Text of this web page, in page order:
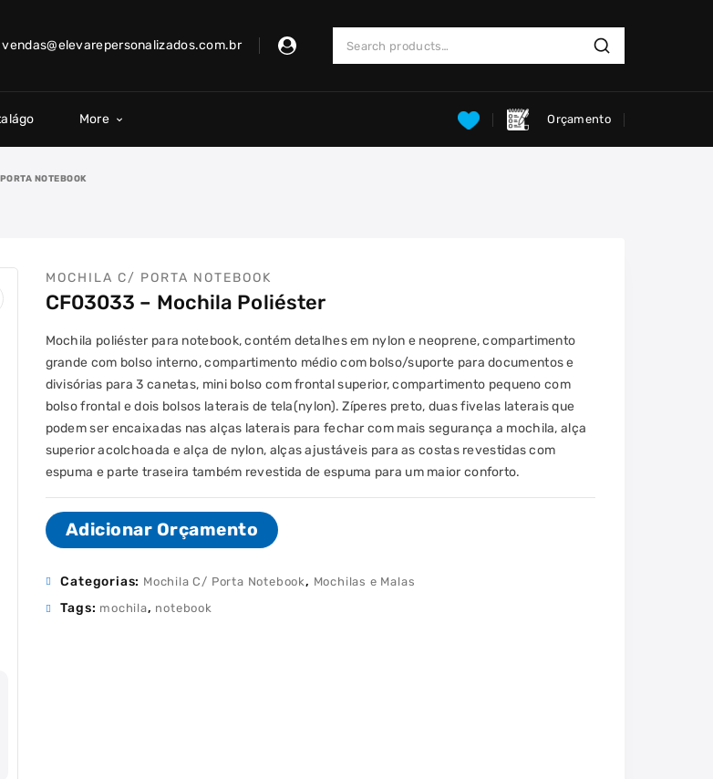
vendas@elevarepersonalizados.com.br Search
More Orçamento
NOTEBOOK
MOCHILA C/ PORTA NOTEBOOK
CF03033 – Mochila Poliéster
Mochila poliéster para notebook, contém detalhes em nylon e neoprene, compartimento
grande com bolso interno, compartimento médio com bolso/suporte para documentos e
divisórias para 3 canetas, mini bolso com frontal superior, compartimento pequeno com
bolso frontal e dois bolsos laterais de tela(nylon). Zíperes preto, duas fivelas laterais que
podem ser encaixadas nas alças laterais para fechar com mais segurança a mochila, alça
superior acolchoada e alça de nylon, alças ajustáveis para as costas revestidas com
espuma e parte traseira também revestida de espuma para um maior conforto.
Adicionar Orçamento
Categorias: Mochila C/ Porta Notebook, Mochilas e Malas
Tags: mochila, notebook